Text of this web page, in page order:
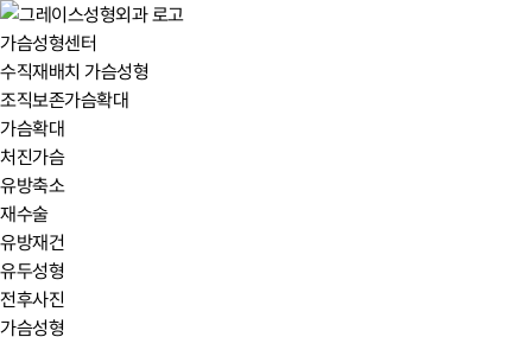
가슴성형센터
수직재배치 가슴성형
조직보존가슴확대
가슴확대
처진가슴
유방축소
재수술
유방재건
유두성형
전후사진
가슴성형